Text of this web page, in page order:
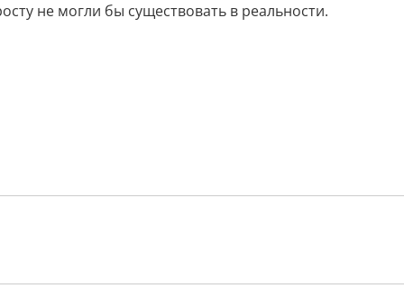
не могли бы существовать в реальности.